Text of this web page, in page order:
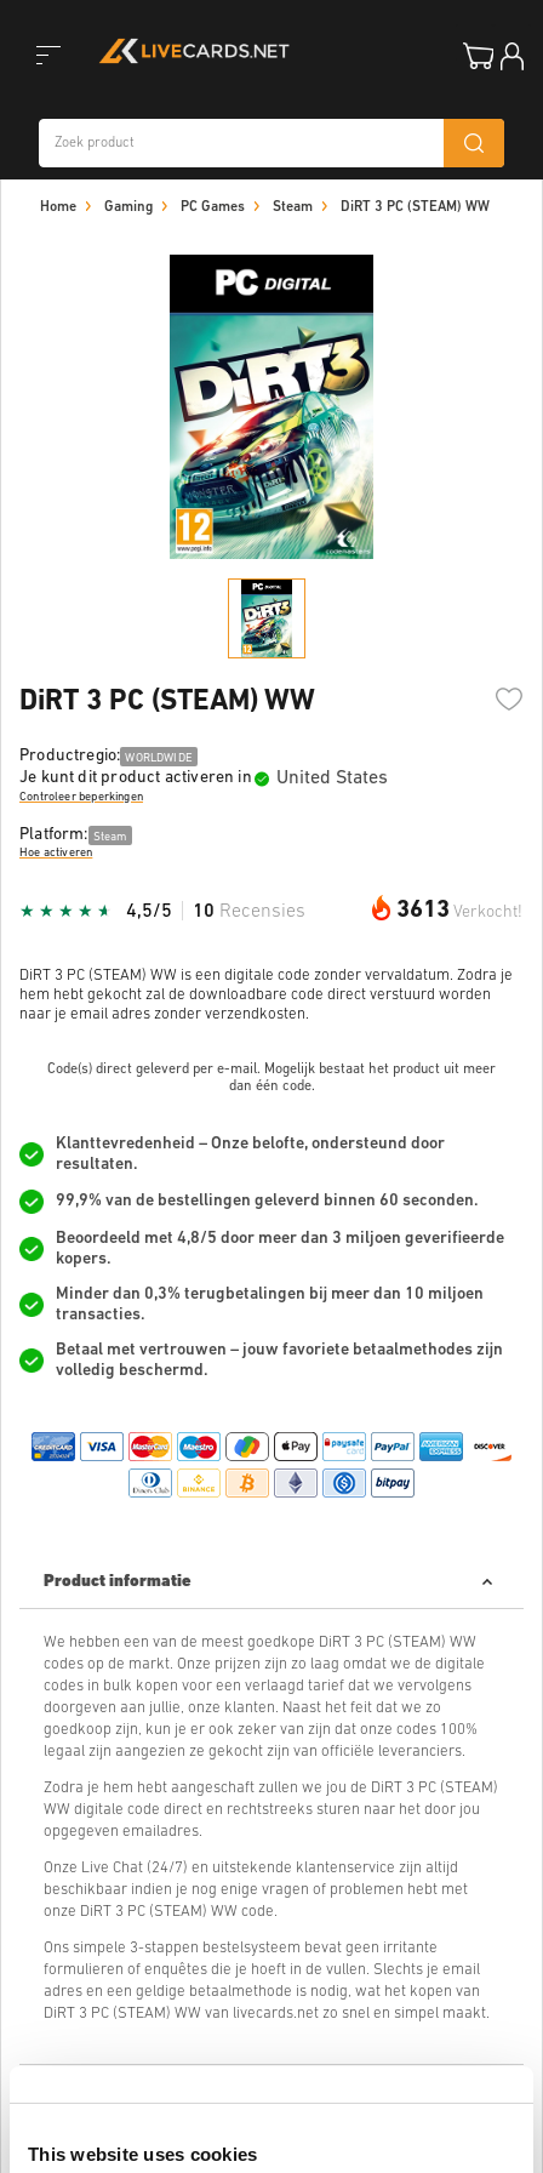
This website uses cookies
Home Gaming PC Games Steam DiRT 3 PC (STEAM) WW
DiRT 3 PC (STEAM) WW
Productregio: WORLDWIDE
Je kunt dit product activeren in United States
Controleer beperkingen
Platform: Steam
Hoe activeren
3613 Verkocht!
4,5/5 10 Recensies
DiRT 3 PC (STEAM) WW is een digitale code zonder vervaldatum. Zodra je
hem hebt gekocht zal de downloadbare code direct verstuurd worden
naar je email adres zonder verzendkosten.
Code(s) direct geleverd per e-mail. Mogelijk bestaat het product uit meer
dan één code.
Klanttevredenheid – Onze belofte, ondersteund door
resultaten.
99,9% van de bestellingen geleverd binnen 60 seconden.
Beoordeeld met 4,8/5 door meer dan 3 miljoen geverifieerde
kopers.
Minder dan 0,3% terugbetalingen bij meer dan 10 miljoen
transacties.
Betaal met vertrouwen – jouw favoriete betaalmethodes zijn
volledig beschermd.
Product informatie
We hebben een van de meest goedkope DiRT 3 PC (STEAM) WW
codes op de markt. Onze prijzen zijn zo laag omdat we de digitale
codes in bulk kopen voor een verlaagd tarief dat we vervolgens
doorgeven aan jullie, onze klanten. Naast het feit dat we zo
goedkoop zijn, kun je er ook zeker van zijn dat onze codes 100%
legaal zijn aangezien ze gekocht zijn van officiële leveranciers.
Zodra je hem hebt aangeschaft zullen we jou de DiRT 3 PC (STEAM)
WW digitale code direct en rechtstreeks sturen naar het door jou
opgegeven emailadres.
Onze Live Chat (24/7) en uitstekende klantenservice zijn altijd
beschikbaar indien je nog enige vragen of problemen hebt met
onze DiRT 3 PC (STEAM) WW code.
Ons simpele 3-stappen bestelsysteem bevat geen irritante
formulieren of enquêtes die je hoeft in de vullen. Slechts je email
adres en een geldige betaalmethode is nodig, wat het kopen van
DiRT 3 PC (STEAM) WW van livecards.net zo snel en simpel maakt.
Nieuw op Livecards.net? Digitale codes kopen is snel en makkelijk:
Voorwaarden